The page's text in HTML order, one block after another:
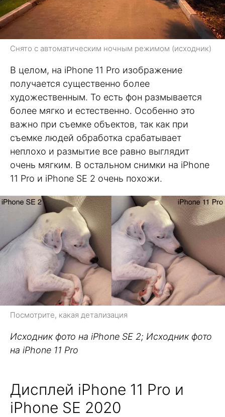
Снято с автоматическим ночным режимом (исходник)
В целом, на iPhone 11 Pro изображение
получается существенно более
художественным. То есть фон размывается
более мягко и естественно. Особенно это
важно при съемке объектов, так как при
съемке людей обработка срабатывает
неплохо и размытие все равно выглядит
очень мягким. В остальном снимки на iPhone
11 Pro и iPhone SE 2 очень похожи.
Посмотрите, какая детализация
Исходник фото на iPhone SE 2; Исходник фото
на iPhone 11 Pro
Дисплей iPhone 11 Pro и
iPhone SE 2020